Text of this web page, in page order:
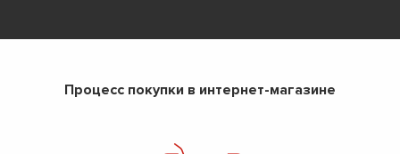
Процесс покупки в интернет-магазине